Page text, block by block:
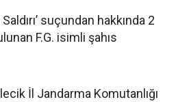
suçundan hakkında 2
F.G. isimli şahıs
İl Jandarma Komutanlığı